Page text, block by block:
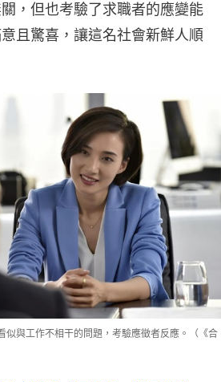
，但也考驗了求職者的應變能
且驚喜，讓這名社會新鮮人順
似與工作不相干的問題，考驗應徵者反應。（《合